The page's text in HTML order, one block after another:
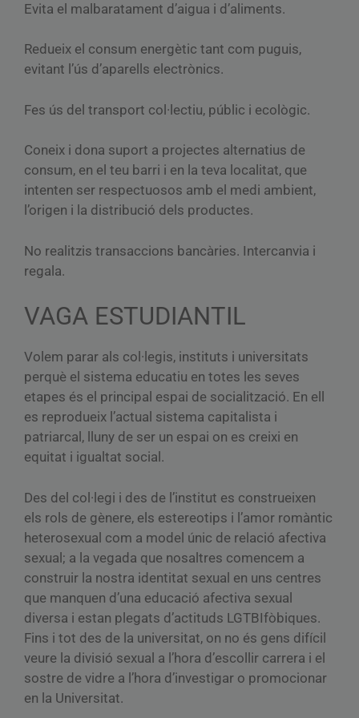
Evita el malbaratament d’aigua i d’aliments.
Redueix el consum energètic tant com puguis,
evitant l’ús d’aparells electrònics.
Fes ús del transport col·lectiu, públic i ecològic.
Coneix i dona suport a projectes alternatius de
consum, en el teu barri i en la teva localitat, que
intenten ser respectuosos amb el medi ambient,
l’origen i la distribució dels productes.
No realitzis transaccions bancàries. Intercanvia i
regala.
VAGA ESTUDIANTIL
Volem parar als col·legis, instituts i universitats
perquè el sistema educatiu en totes les seves
etapes és el principal espai de socialització. En ell
es reprodueix l’actual sistema capitalista i
patriarcal, lluny de ser un espai on es creixi en
equitat i igualtat social.
Des del col·legi i des de l’institut es construeixen
els rols de gènere, els estereotips i l’amor romàntic
heterosexual com a model únic de relació afectiva
sexual; a la vegada que nosaltres comencem a
construir la nostra identitat sexual en uns centres
que manquen d’una educació afectiva sexual
diversa i estan plegats d’actituds LGTBIfòbiques.
Fins i tot des de la universitat, on no és gens difícil
veure la divisió sexual a l’hora d’escollir carrera i el
sostre de vidre a l’hora d’investigar o promocionar
en la Universitat.